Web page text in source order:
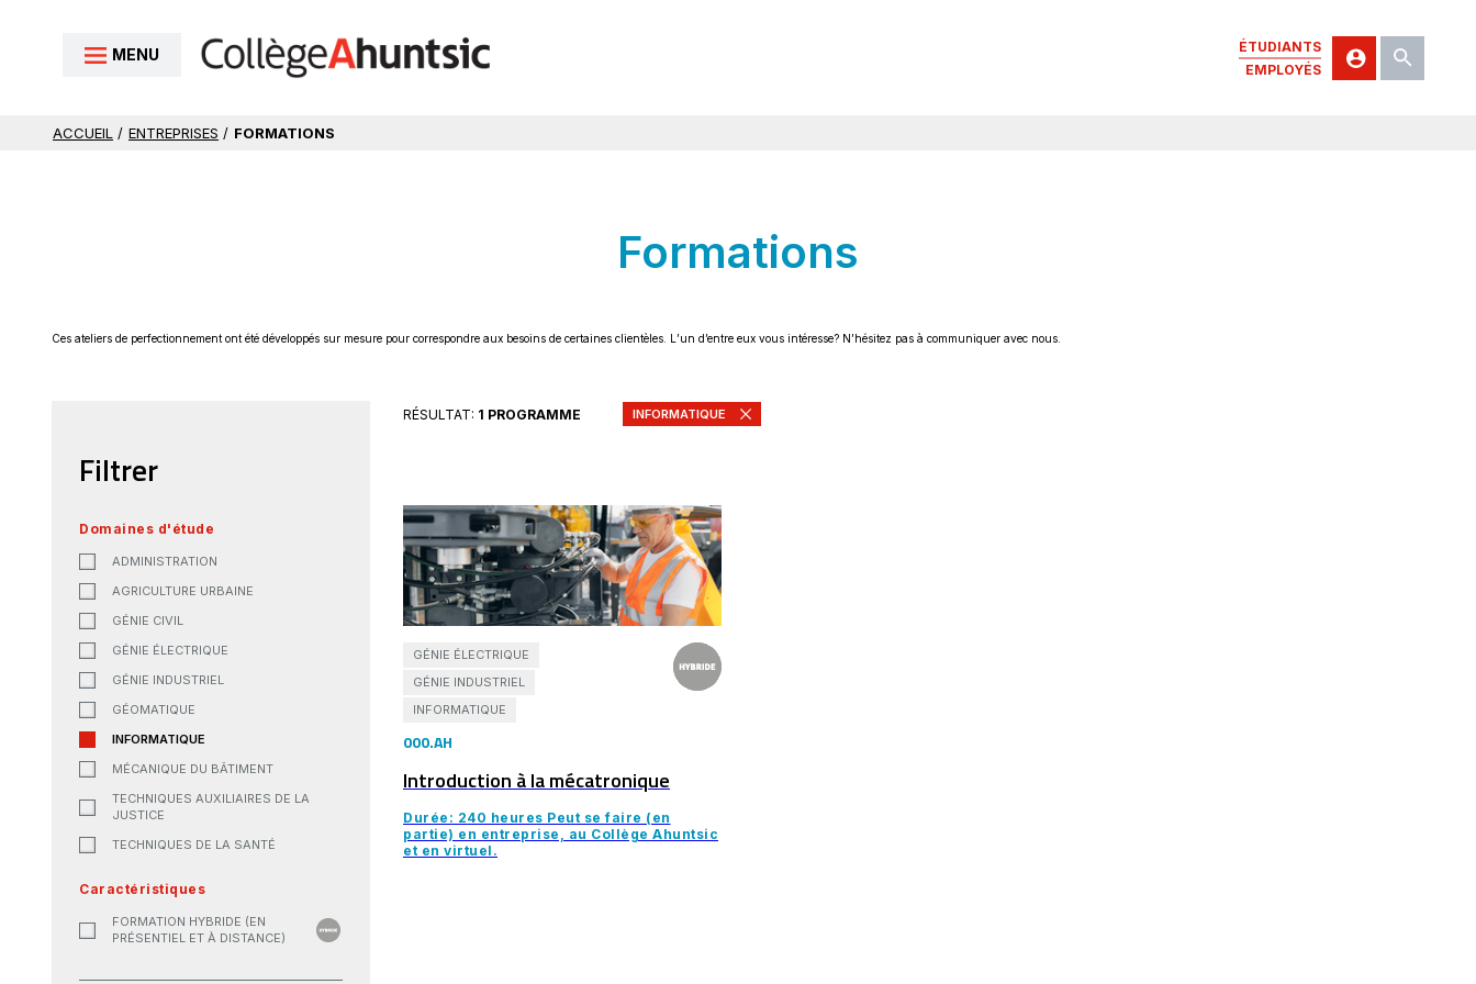
MENU
ÉTUDIANTS
EMPLOYÉS
ACCUEIL / ENTREPRISES / FORMATIONS
Formations
Ces ateliers de perfectionnement ont été développés sur mesure pour correspondre aux besoins de certaines clientèles. L’un d’entre eux vous intéresse? N’hésitez pas à communiquer avec nous.
Filtrer
Domaines d'étude
ADMINISTRATION
AGRICULTURE URBAINE
GÉNIE CIVIL
GÉNIE ÉLECTRIQUE
GÉNIE INDUSTRIEL
GÉOMATIQUE
INFORMATIQUE
MÉCANIQUE DU BÂTIMENT
TECHNIQUES AUXILIAIRES DE LA
JUSTICE
TECHNIQUES DE LA SANTÉ
Caractéristiques
FORMATION HYBRIDE (EN
PRÉSENTIEL ET À DISTANCE)
RÉSULTAT: 1 PROGRAMME INFORMATIQUE
GÉNIE ÉLECTRIQUE
GÉNIE INDUSTRIEL
INFORMATIQUE
000.AH
Introduction à la mécatronique
Durée: 240 heures Peut se faire (en
partie) en entreprise, au Collège Ahuntsic
et en virtuel.